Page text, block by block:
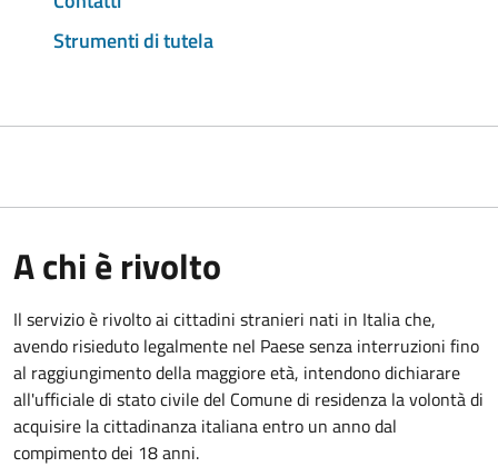
Strumenti di tutela
A chi è rivolto
Il servizio è rivolto ai cittadini stranieri nati in Italia che,
avendo risieduto legalmente nel Paese senza interruzioni fino
al raggiungimento della maggiore età, intendono dichiarare
all'ufficiale di stato civile del Comune di residenza la volontà di
acquisire la cittadinanza italiana entro un anno dal
compimento dei 18 anni.